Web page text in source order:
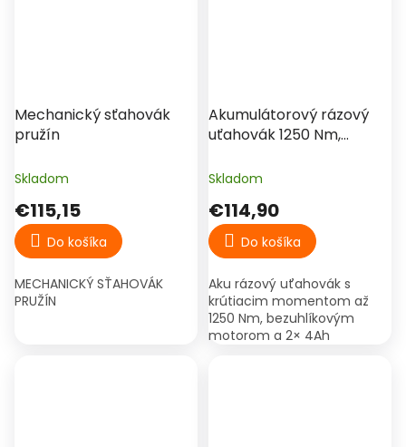
Mechanický sťahovák
pružín
Skladom
€115,15
Do košíka
MECHANICKÝ SŤAHOVÁK
PRUŽÍN
Akumulátorový rázový
uťahovák 1250 Nm,
4Ah batéria, kufor –
Skladom
€114,90
Do košíka
Aku rázový uťahovák s
krútiacim momentom až
1250 Nm, bezuhlíkovým
motorom a 2× 4Ah